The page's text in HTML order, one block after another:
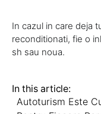
In cazul in care deja
reconditionati, fie o
sh sau noua.
In this article:
Autoturism Este